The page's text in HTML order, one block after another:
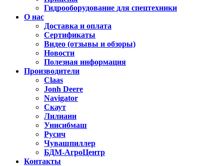
Гидрооборудование для спецтехники
О нас
Доставка и оплата
Сертификаты
Видео (отзывы и обзоры)
Новости
Полезная информация
Производители
Claas
Jonh Deere
Navigator
Скаут
Лилиани
Унисибмаш
Русич
Чувашпиллер
БДМ-АгроЦентр
Контакты